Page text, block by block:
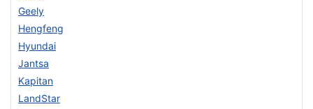
Geely
Hengfeng
Hyundai
Jantsa
Kapitan
LandStar